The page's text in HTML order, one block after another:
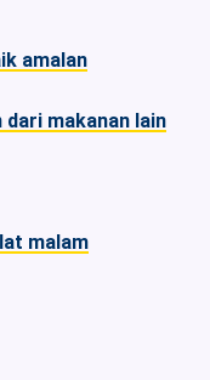
amalan
makanan lain
malam